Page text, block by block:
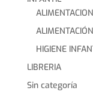
ALIMENTACION
HIGIENE
LIBRERIA
Sin categoría